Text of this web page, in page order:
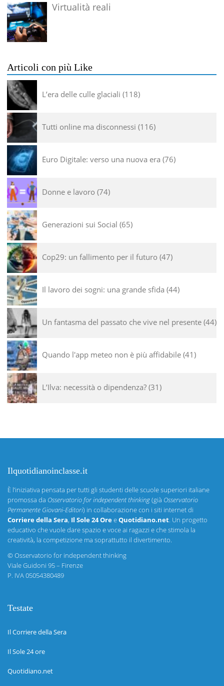
Virtualità reali
Articoli con più Like
L’era delle culle glaciali 118
Tutti online ma disconnessi 116
Euro Digitale: verso una nuova era 76
Donne e lavoro 74
Generazioni sui Social 65
Cop29: un fallimento per il futuro 47
Il lavoro dei sogni: una grande sfida 44
Un fantasma del passato che vive nel presente 44
Quando l'app meteo non è più affidabile 41
L’Ilva: necessità o dipendenza? 31
Ilquotidianoinclasse.it
È l’iniziativa pensata per tutti gli studenti delle scuole superiori italiane
promossa da Osservatorio for independent thinking(già Osservatorio
Permanente Giovani-Editori) in collaborazione con i siti internet di
Corriere della Sera, Il Sole 24 OreeQuotidiano.net. Un progetto
educativo che vuole dare spazio e voce ai ragazzi e che stimola la
creatività, la competizione ma soprattutto il divertimento.
©Osservatorio for independent thinking
Viale Guidoni 95 – Firenze
P. IVA 05054380489
Testate
Il Corriere della Sera
Il Sole 24 ore
Quotidiano.net